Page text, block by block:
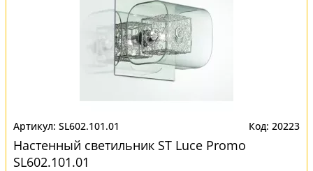
SL602.101.01 20223
Настенный светильник ST Luce Promo
SL602.101.01